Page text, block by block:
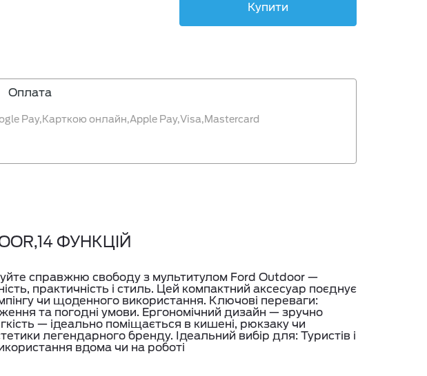
Купити
Оплата
Pay,Карткою онлайн,Apple Pay,Visa,Mastercard
ФУНКЦІЙ
справжню свободу з мультитулом Ford Outdoor —
практичність і стиль. Цей компактний аксесуар поєднує
чи щоденного використання. Ключові переваги:
та погодні умови. Ергономічний дизайн — зручно
— ідеально поміщається в кишені, рюкзаку чи
легендарного бренду. Ідеальний вибір для: Туристів і
вдома чи на роботі